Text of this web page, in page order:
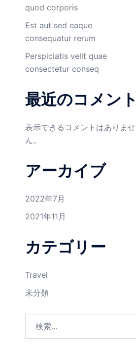
quod corporis
Est aut sed eaque
consequatur rerum
Perspiciatis velit quae
consectetur conseq
最近のコメント
表示できるコメントはありませ
ん。
アーカイブ
2022年7月
2021年11月
カテゴリー
Travel
未分類